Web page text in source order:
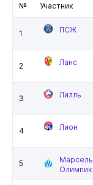
№ Участник
1 ПСЖ
2 Ланс
3 Лилль
4 Лион
5
Марсель
Олимпик